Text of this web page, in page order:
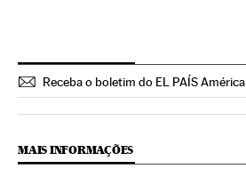
Receba o boletim do EL PAÍS América
MAIS INFORMAÇÕES